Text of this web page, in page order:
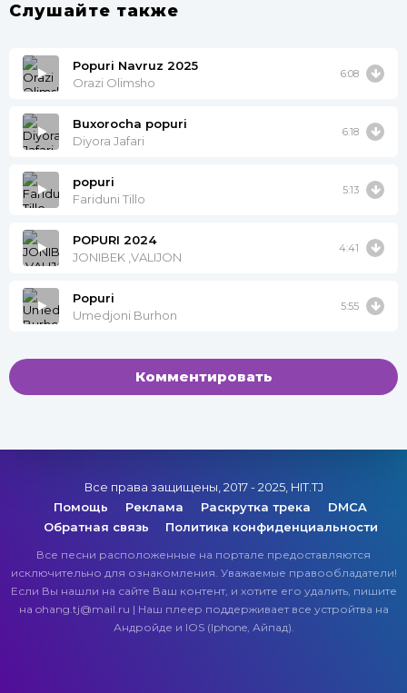
Слушайте также
Popuri Navruz 2025
Orazi Olimsho
6:08
Buxorocha popuri
Diyora Jafari
6:18
popuri
Fariduni Tillo
5:13
POPURI 2024
JONIBEK ,VALIJON
4:41
Popuri
Umedjoni Burhon
5:55
Комментировать
Все права защищены, 2017 - 2025, HIT.TJ
Помощь
Реклама Раскрутка трека
DMCA
Обратная связь
Политика конфиденциальности
Все песни расположенные на портале предоставляются
исключительно для ознакомления. Уважаемые правообладатели!
Если Вы нашли на сайте Ваш контент, и хотите его удалить, пишите
на ohang.tj@mail.ru | Наш плеер поддерживает все устройтва на
Андройде и IOS (Iphone, Айпад).